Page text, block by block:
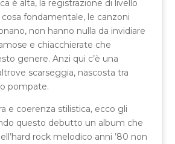
è alta, la registrazione di livello
fondamentale, le canzoni
non hanno nulla da invidiare
e chiacchierate che
genere. Anzi qui c’è una
scarseggia, nascosta tra
pompate.
e coerenza stilistica, ecco gli
questo debutto un album che
rock melodico anni ’80 non